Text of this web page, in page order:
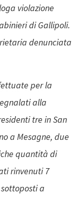
violazione
di Gallipoli.
denunciata
per la
alla
tre in San
a Mesagne, due
quantità di
rinvenuti 7
a